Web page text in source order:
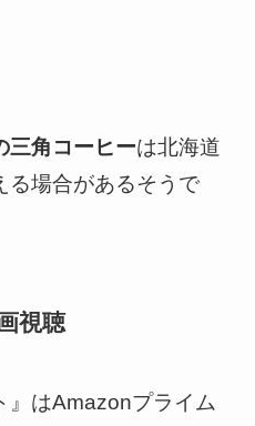
三角コーヒーは北海道
る場合があるそうで
視聴
』はAmazonプライム